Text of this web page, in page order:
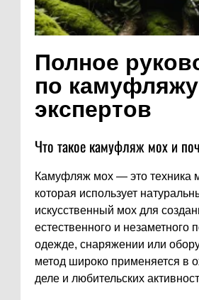
Полное
по
экспертов
Что такое камуфляж мох и
Камуфляж мох — это техника
которая использует
искусственный мох для
естественного и незаметного
одежде, снаряжении или
метод широко применяется в
деле и любительских